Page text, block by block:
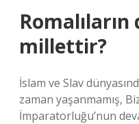
millettir?
İslam ve Slav
zaman yaşanmamış,
İmparatorluğu’nun